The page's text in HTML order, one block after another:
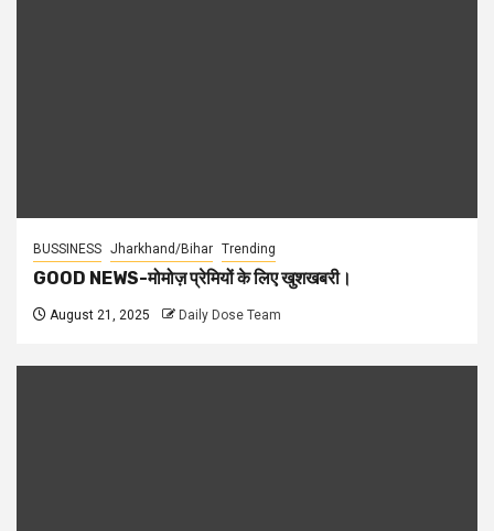
BUSSINESS Jharkhand/Bihar Trending
GOOD NEWS-मोमोज़ प्रेमियों के लिए खुशखबरी।
August 21, 2025 Daily Dose Team